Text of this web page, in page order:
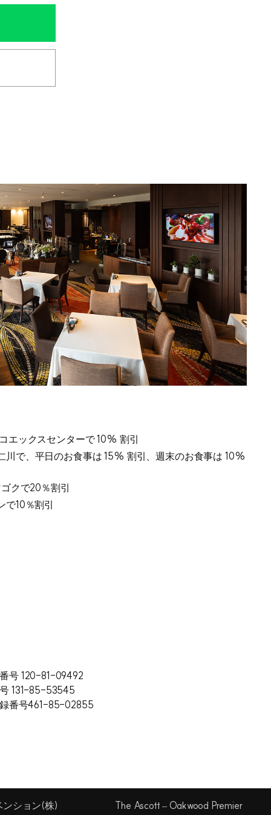
エックスセンターで 10% 割引
川で、平日のお食事は 15% 割引、週末のお食事は 10%
クで20％割引
で10％割引
号 120-81-09492
131-85-53545
録番号461-85-02855
ション(株) The Ascott – Oakwood Premier